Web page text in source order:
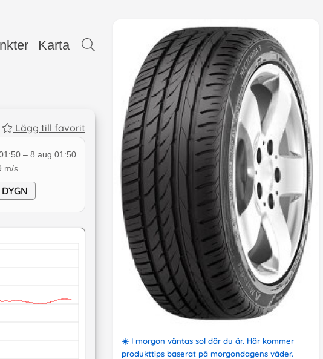
Karta
Lägg till favorit
– 8 aug 01:50
m/s
☀️ I morgon väntas sol där du är. Här kommer
produkttips baserat på morgondagens väder.